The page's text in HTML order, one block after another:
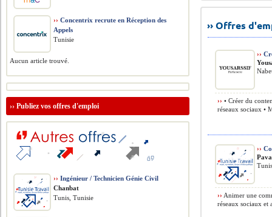
›› Offres
››
›› • Créer du
réseaux sociaux •
››
›› Animer une
réseaux sociaux et
›› Concentrix recrute en Réception des
Appels
Tunisie
Aucun article trouvé.
››Publiez vos offres d'emploi
›› Ingénieur / Technicien Génie Civil
Chanbat
Tunis, Tunisie